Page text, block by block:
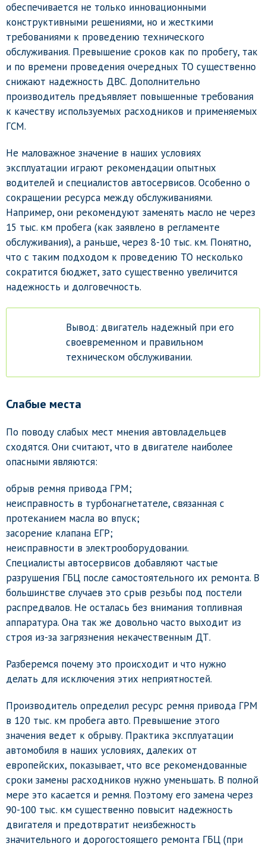
обеспечивается не только инновационными
конструктивными решениями, но и жесткими
требованиями к проведению технического
обслуживания. Превышение сроков как по пробегу, так
и по времени проведения очередных ТО существенно
снижают надежность ДВС. Дополнительно
производитель предъявляет повышенные требования
к качеству используемых расходников и применяемых
ГСМ.
Не маловажное значение в наших условиях
эксплуатации играют рекомендации опытных
водителей и специалистов автосервисов. Особенно о
сокращении ресурса между обслуживаниями.
Например, они рекомендуют заменять масло не через
15 тыс. км пробега (как заявлено в регламенте
обслуживания), а раньше, через 8-10 тыс. км. Понятно,
что с таким подходом к проведению ТО несколько
сократится бюджет, зато существенно увеличится
надежность и долговечность.
Вывод: двигатель надежный при его
своевременном и правильном
техническом обслуживании.
Слабые места
По поводу слабых мест мнения автовладельцев
сходятся. Они считают, что в двигателе наиболее
опасными являются:
обрыв ремня привода ГРМ;
неисправность в турбонагнетателе, связанная с
протеканием масла во впуск;
засорение клапана ЕГР;
неисправности в электрооборудовании.
Специалисты автосервисов добавляют частые
разрушения ГБЦ после самостоятельного их ремонта. В
большинстве случаев это срыв резьбы под постели
распредвалов. Не осталась без внимания топливная
аппаратура. Она так же довольно часто выходит из
строя из-за загрязнения некачественным ДТ.
Разберемся почему это происходит и что нужно
делать для исключения этих неприятностей.
Производитель определил ресурс ремня привода ГРМ
в 120 тыс. км пробега авто. Превышение этого
значения ведет к обрыву. Практика эксплуатации
автомобиля в наших условиях, далеких от
европейских, показывает, что все рекомендованные
сроки замены расходников нужно уменьшать. В полной
мере это касается и ремня. Поэтому его замена через
90-100 тыс. км существенно повысит надежность
двигателя и предотвратит неизбежность
значительного и дорогостоящего ремонта ГБЦ (при